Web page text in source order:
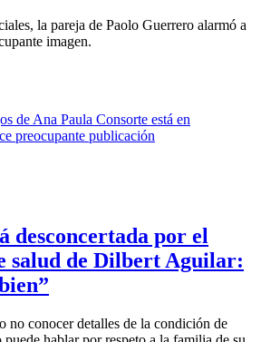
la pareja de Paolo Guerrero alarmó a
imagen.
desconcertada por el
salud de Dilbert Aguilar:
no conocer detalles de la condición de